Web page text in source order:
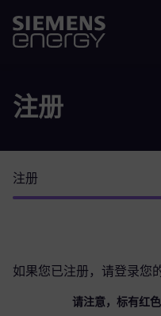
注册
注册
如果您已注册，请登录您
请注意，标有红